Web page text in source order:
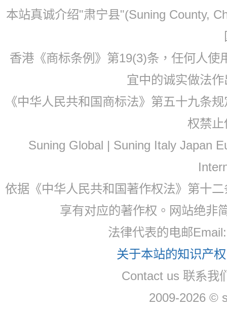
本站真诚介绍"肃宁县"(Suning County,
香港《商标条例》第19(3)条，任何人
宜中的诚实做法
《中华人民共和国商标法》第五十九条
权禁
Suning Global | Suning Italy Japan
依据《中华人民共和国著作权法》第十
享有对应的著作权。网站绝非
法律代表的电邮
关于本站的知识产
Contact us 联系我
2009-2026 ©